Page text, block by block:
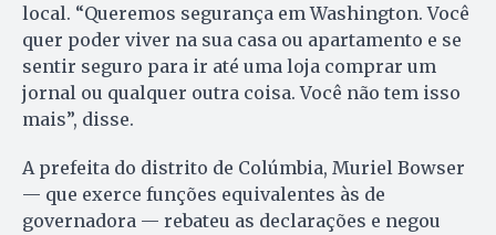
local. “Queremos segurança em Washington. Você
quer poder viver na sua casa ou apartamento e se
sentir seguro para ir até uma loja comprar um
jornal ou qualquer outra coisa. Você não tem isso
mais”, disse.
A prefeita do distrito de Colúmbia, Muriel Bowser
— que exerce funções equivalentes às de
governadora — rebateu as declarações e negou